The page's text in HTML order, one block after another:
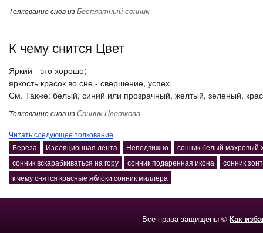
Толкование снов изБесплатный сонник
К чему снится Цвет
Яркий - это хорошо;
яркость красок во сне - свершение, успех.
См. Также: белый, синий или прозрачный, желтый, зеленый,
Толкование снов изСонник Цветкова
Читать следующее толкование
Береза
Изоляционная лента Неподвижно
сонник белый махровый
сонник вскарабкиваться на гору
сонник подаренная икона
сонник
к чему снятся красные яблоки сонник миллера
Все права защищены © Как